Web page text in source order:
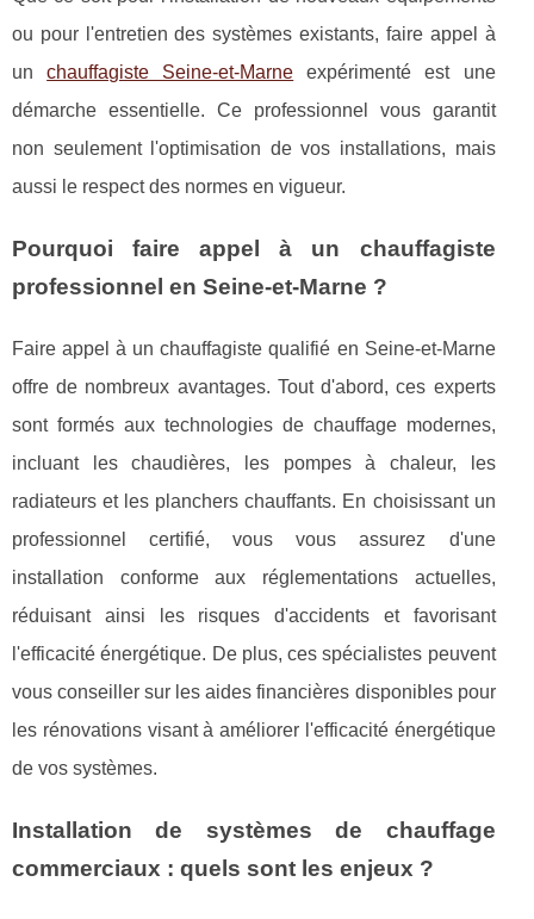
ou pour l'entretien des systèmes existants, faire appel à
unchauffagiste Seine-et-Marne expérimenté est une
démarche essentielle. Ce professionnel vous garantit
non seulement l'optimisation de vos installations, mais
aussi le respect des normes en vigueur.
Pourquoi faire appel à un chauffagiste
professionnel en Seine-et-Marne ?
Faire appel à un chauffagiste qualifié en Seine-et-Marne
offre de nombreux avantages. Tout d'abord, ces experts
sont formés aux technologies de chauffage modernes,
incluant les chaudières, les pompes à chaleur, les
radiateurs et les planchers chauffants. En choisissant un
professionnel certifié, vous vous assurez d'une
installation conforme aux réglementations actuelles,
réduisant ainsi les risques d'accidents et favorisant
l'efficacité énergétique. De plus, ces spécialistes peuvent
vous conseiller sur les aides financières disponibles pour
les rénovations visant à améliorer l'efficacité énergétique
de vos systèmes.
Installation de systèmes de chauffage
commerciaux : quels sont les enjeux ?